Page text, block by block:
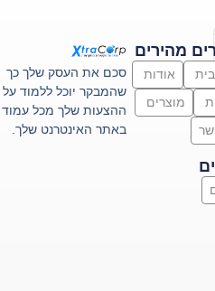
סכם את העסק שלך כך
שהמבקר יוכל ללמוד על
ההצעות שלך מכל עמוד
באתר האינטרנט שלך.
מהירים
אודות
מוצרים